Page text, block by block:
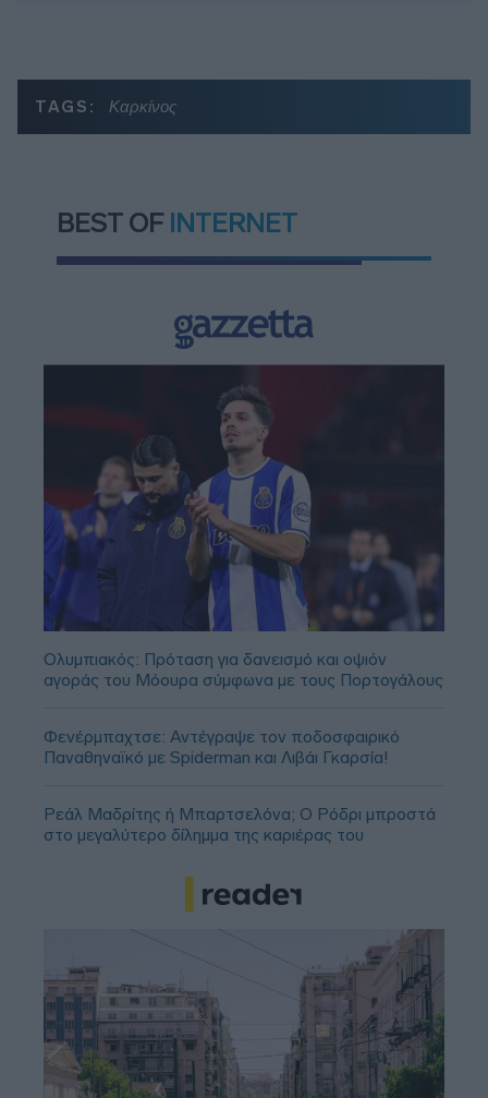
TAGS: Καρκίνος
BEST OF INTERNET
Ολυμπιακός: Πρόταση για δανεισμό και οψιόν
αγοράς του Μόουρα σύμφωνα με τους Πορτογάλους
Φενέρμπαχτσε: Αντέγραψε τον ποδοσφαιρικό
Παναθηναϊκό με Spiderman και Λιβάι Γκαρσία!
Ρεάλ Μαδρίτης ή Μπαρτσελόνα; Ο Ρόδρι μπροστά
στο μεγαλύτερο δίλημμα της καριέρας του